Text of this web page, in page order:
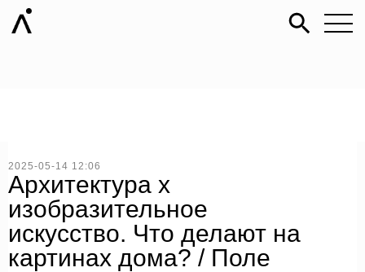
2025-05-14 12:06
Архитектура х
изобразительное
искусство. Что делают на
картинах дома? / Поле